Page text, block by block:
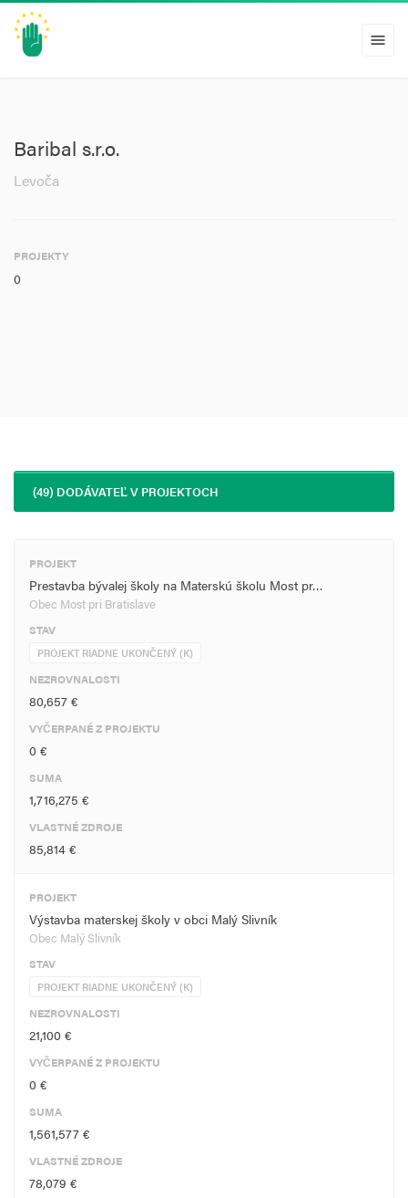
menu
Baribal s.r.o.
Levoča
PROJEKTY
0
(49) DODÁVATEĽ V PROJEKTOCH
PROJEKT
Prestavba bývalej školy na Materskú školu Most pr…
Obec Most pri Bratislave
STAV
PROJEKT RIADNE UKONČENÝ (K)
NEZROVNALOSTI
80,657 €
VYČERPANÉ Z PROJEKTU
0 €
SUMA
1,716,275 €
VLASTNÉ ZDROJE
85,814 €
PROJEKT
Výstavba materskej školy v obci Malý Slivník
Obec Malý Slivník
STAV
PROJEKT RIADNE UKONČENÝ (K)
NEZROVNALOSTI
21,100 €
VYČERPANÉ Z PROJEKTU
0 €
SUMA
1,561,577 €
VLASTNÉ ZDROJE
78,079 €